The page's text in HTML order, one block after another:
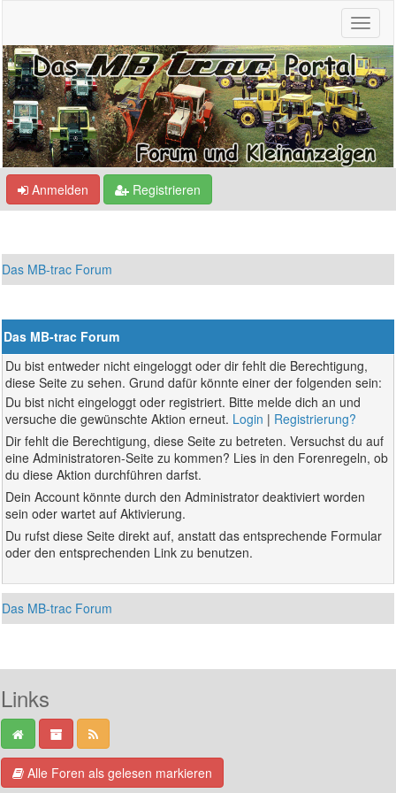
Anmelden Registrieren
Das MB-trac Forum
Das MB-trac Forum
Du bist entweder nicht eingeloggt oder dir fehlt die Berechtigung,
diese Seite zu sehen. Grund dafür könnte einer der folgenden sein:
Du bist nicht eingeloggt oder registriert. Bitte melde dich an und
versuche die gewünschte Aktion erneut. Login | Registrierung?
Dir fehlt die Berechtigung, diese Seite zu betreten. Versuchst du auf
eine Administratoren-Seite zu kommen? Lies in den Forenregeln, ob
du diese Aktion durchführen darfst.
Dein Account könnte durch den Administrator deaktiviert worden
sein oder wartet auf Aktivierung.
Du rufst diese Seite direkt auf, anstatt das entsprechende Formular
oder den entsprechenden Link zu benutzen.
Das MB-trac Forum
Links
Alle Foren als gelesen markieren